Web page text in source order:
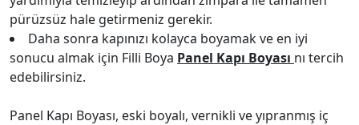
pürüzsüz hale getirmeniz gerekir.
Daha sonra kapınızı kolayca boyamak ve en iyi
sonucu almak için Filli Boya Panel Kapı Boyası nı tercih
edebilirsiniz.
Panel Kapı Boyası, eski boyalı, vernikli ve yıpranmış iç